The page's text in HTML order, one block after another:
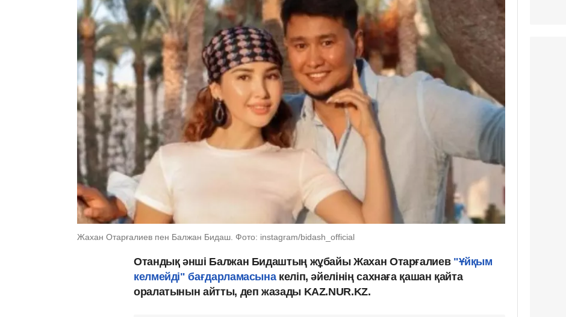
Жахан Отарғалиев пен Балжан Бидаш. Фото: instagram/bidash_official
Отандық әнші Балжан Бидаштың жұбайы Жахан Отарғалиев"Ұйқым
келмейді" бағдарламасына келіп, әйелінің сахнаға қашан қайта
оралатынын айтты, деп жазады KAZ.NUR.KZ.